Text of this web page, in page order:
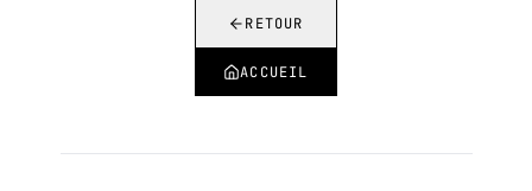
RETOUR
ACCUEIL